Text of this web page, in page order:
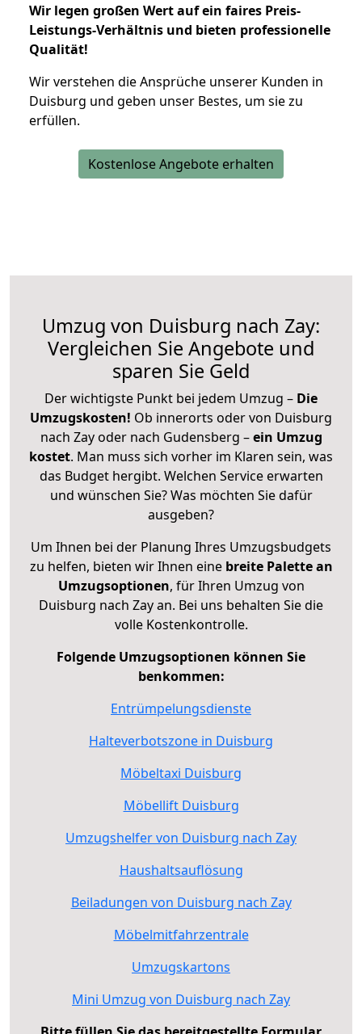
Wir legen großen Wert auf ein faires Preis-
Leistungs-Verhältnis und bieten professionelle
Qualität!
Wir verstehen die Ansprüche unserer Kunden in
Duisburg und geben unser Bestes, um sie zu
erfüllen.
Kostenlose Angebote erhalten
Umzug von Duisburg nach Zay:
Vergleichen Sie Angebote und
sparen Sie Geld
Der wichtigste Punkt bei jedem Umzug – Die
Umzugskosten! Ob innerorts oder von Duisburg
nach Zay oder nach Gudensberg –ein Umzug
kostet. Man muss sich vorher im Klaren sein, was
das Budget hergibt. Welchen Service erwarten
und wünschen Sie? Was möchten Sie dafür
ausgeben?
Um Ihnen bei der Planung Ihres Umzugsbudgets
zu helfen, bieten wir Ihnen eine breite Palette an
Umzugsoptionen, für Ihren Umzug von
Duisburg nach Zay an. Bei uns behalten Sie die
volle Kostenkontrolle.
Folgende Umzugsoptionen können Sie
benkommen:
Entrümpelungsdienste
Halteverbotszone in Duisburg
Möbeltaxi Duisburg
Möbellift Duisburg
Umzugshelfer von Duisburg nach Zay
Haushaltsauflösung
Beiladungen von Duisburg nach Zay
Möbelmitfahrzentrale
Umzugskartons
Mini Umzug von Duisburg nach Zay